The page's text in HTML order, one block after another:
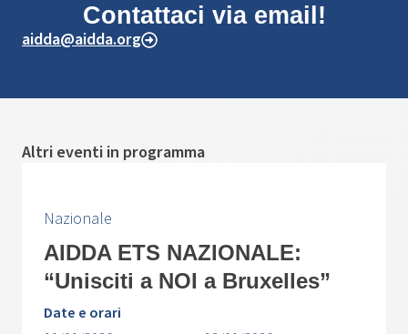
Contattaci via email!
aidda@aidda.org
Altri eventi in programma
Nazionale
AIDDA ETS NAZIONALE:
“Unisciti a NOI a Bruxelles”
Date e orari